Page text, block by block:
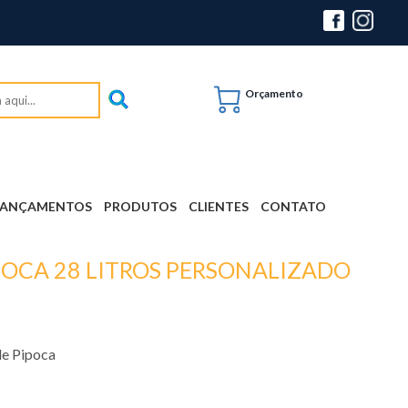
Orçamento
PRODUTOS CLIENTES CONTATO
28 LITROS PERSONALIZADO
Pipoca